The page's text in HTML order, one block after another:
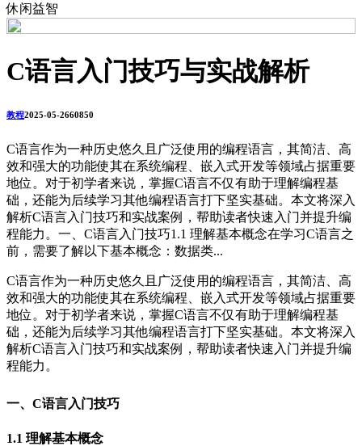
休闲益智
C语言入门技巧与实战解析
教程2025-05-2660850
C语言作为一种历史悠久且广泛使用的编程语言，其简洁、高
效和强大的功能使其在系统编程、嵌入式开发等领域占据重要
地位。对于初学者来说，掌握C语言不仅有助于理解编程基
础，还能为后续学习其他编程语言打下坚实基础。本文将深入
解析C语言入门技巧和实战案例，帮助读者快速入门并提升编
程能力。一、C语言入门技巧1.1 理解基本概念在学习C语言之
前，需要了解以下基本概念：数据类...
C语言作为一种历史悠久且广泛使用的编程语言，其简洁、高
效和强大的功能使其在系统编程、嵌入式开发等领域占据重要
地位。对于初学者来说，掌握C语言不仅有助于理解编程基
础，还能为后续学习其他编程语言打下坚实基础。本文将深入
解析C语言入门技巧和实战案例，帮助读者快速入门并提升编
程能力。
一、C语言入门技巧
1.1 理解基本概念